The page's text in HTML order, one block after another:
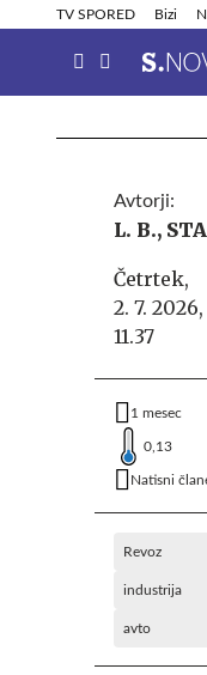
TV SPORED Bizi
Info in obvestila
Avtorji:
L. B., STA
Četrtek,
2. 7. 2026,
11.37
1 mesec
0,13
Natisni
Revoz
industrija
avto